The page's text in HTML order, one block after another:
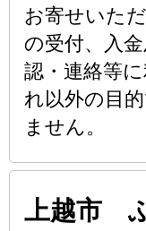
お寄せいた
の受付、入
認・連絡等
れ以外の目
ません。
上越市